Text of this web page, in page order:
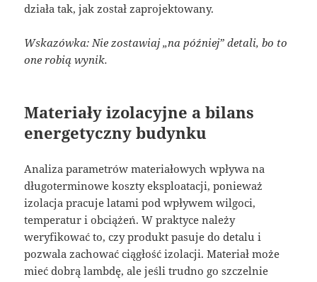
działa tak, jak został zaprojektowany.
Wskazówka: Nie zostawiaj „na później” detali, bo to
one robią wynik.
Materiały izolacyjne a bilans
energetyczny budynku
Analiza parametrów materiałowych wpływa na
długoterminowe koszty eksploatacji, ponieważ
izolacja pracuje latami pod wpływem wilgoci,
temperatur i obciążeń. W praktyce należy
weryfikować to, czy produkt pasuje do detalu i
pozwala zachować ciągłość izolacji. Materiał może
mieć dobrą lambdę, ale jeśli trudno go szczelnie